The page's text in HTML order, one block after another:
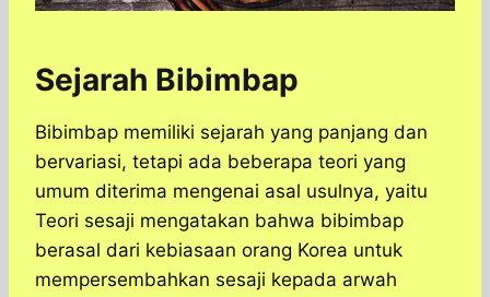
Sejarah Bibimbap
Bibimbap memiliki sejarah yang panjang dan
bervariasi, tetapi ada beberapa teori yang
umum diterima mengenai asal usulnya, yaitu
Teori sesaji mengatakan bahwa bibimbap
berasal dari kebiasaan orang Korea untuk
mempersembahkan sesaji kepada arwah